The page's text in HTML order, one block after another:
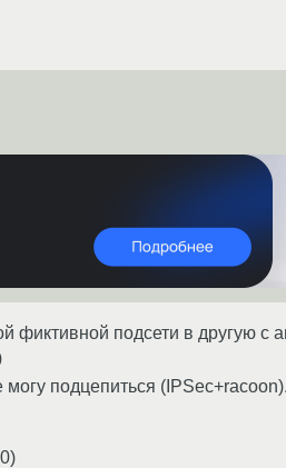
фиктивной подсети в другую с
подцепиться (IPSec+racoon).
)